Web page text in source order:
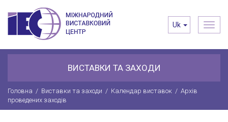
Uk
ВИСТАВКИ ТА ЗАХОДИ
Головна / Виставки та заходи / Календар виставок / Архів
проведених заходів